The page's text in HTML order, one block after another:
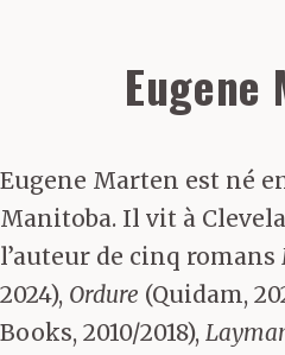
Eugene
Eugene Marten est né
Manitoba. Il vit à
l’auteur de cinq romans
2024), Ordure (Quidam,
Books, 2010/2018),